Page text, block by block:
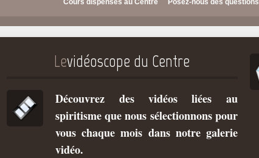
Cours dispensés au Centre Posez-nous des questions
Levidéoscope du Centre
Découvrez des vidéos liées au
spiritisme que nous sélectionnons pour
vous chaque mois dans notre galerie
vidéo.